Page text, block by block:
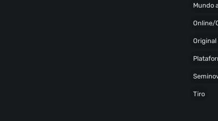
Mundo
Online/
Original
Tiro